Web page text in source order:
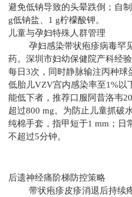
避免低钠导致的头晕跌倒；自
g低钠盐、1 g柠檬酸钾。
儿童与孕妇特殊人群管理
孕妇感染带状疱疹病毒罕
药。深圳市妇幼保健院产科经
每日3次，同时静脉输注丙种球
低胎儿VZV宫内感染率至1%以
能低下者，推荐口服阿昔洛韦
超过800 mg。为防止儿童抓破
纯棉手套，指甲短于1 mm；
不超过5分钟。
后遗神经痛阶梯防控策略
带状疱疹皮疹消退后持续